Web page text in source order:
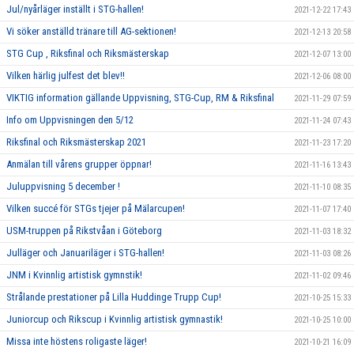
Jul/nyårläger inställt i STG-hallen! 2021-12-22 17:43
Vi söker anställd tränare till AG-sektionen! 2021-12-13 20:58
STG Cup , Riksfinal och Riksmästerskap 2021-12-07 13:00
Vilken härlig julfest det blev!! 2021-12-06 08:00
VIKTIG information gällande Uppvisning, STG-Cup, RM & Riksfinal 2021-11-29 07:59
Info om Uppvisningen den 5/12 2021-11-24 07:43
Riksfinal och Riksmästerskap 2021 2021-11-23 17:20
Anmälan till vårens grupper öppnar! 2021-11-16 13:43
Juluppvisning 5 december ! 2021-11-10 08:35
Vilken succé för STGs tjejer på Mälarcupen! 2021-11-07 17:40
USM-truppen på Rikstvåan i Göteborg 2021-11-03 18:32
Julläger och Januariläger i STG-hallen! 2021-11-03 08:26
JNM i Kvinnlig artistisk gymnstik! 2021-11-02 09:46
Strålande prestationer på Lilla Huddinge Trupp Cup! 2021-10-25 15:33
Juniorcup och Rikscup i Kvinnlig artistisk gymnastik! 2021-10-25 10:00
Missa inte höstens roligaste läger! 2021-10-21 16:09